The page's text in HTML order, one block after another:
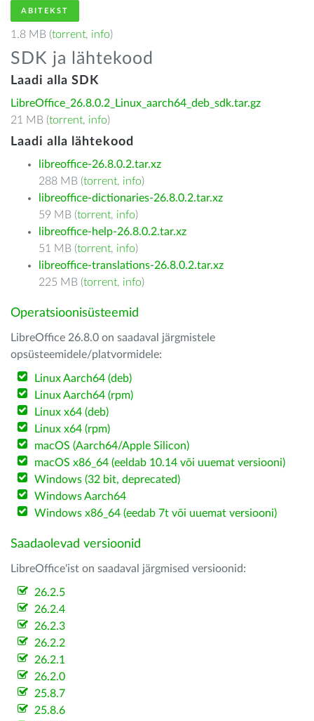
ABITEKST
1.8 MB (torrent, info)
SDK ja lähtekood
Laadi alla SDK
LibreOffice_26.8.0.2_Linux_aarch64_deb_sdk.tar.gz
21 MB (torrent, info)
Laadi alla lähtekood
libreoffice-26.8.0.2.tar.xz
288 MB (torrent, info)
libreoffice-dictionaries-26.8.0.2.tar.xz
59 MB (torrent, info)
libreoffice-help-26.8.0.2.tar.xz
51 MB (torrent, info)
libreoffice-translations-26.8.0.2.tar.xz
225 MB (torrent, info)
Operatsioonisüsteemid
LibreOffice 26.8.0 on saadaval järgmistele
opsüsteemidele/platvormidele:
Linux Aarch64 (deb)
Linux Aarch64 (rpm)
Linux x64 (deb)
Linux x64 (rpm)
macOS (Aarch64/Apple Silicon)
macOS x86_64 (eeldab 10.14 või uuemat versiooni)
Windows (32 bit, deprecated)
Windows Aarch64
Windows x86_64 (eedab 7t või uuemat versiooni)
Saadaolevad versioonid
LibreOffice'ist on saadaval järgmised versioonid:
26.2.5
26.2.4
26.2.3
26.2.2
26.2.1
26.2.0
25.8.7
25.8.6